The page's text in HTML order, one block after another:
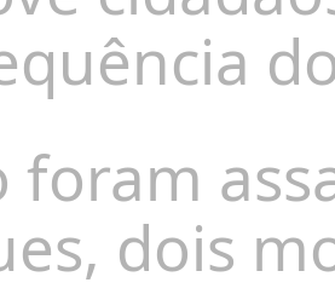
foram
dois